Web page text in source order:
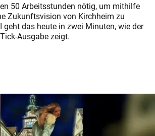
50 Arbeitsstunden nötig, um mithilfe
Zukunftsvision von Kirchheim zu
geht das heute in zwei Minuten, wie der
Ausgabe zeigt.